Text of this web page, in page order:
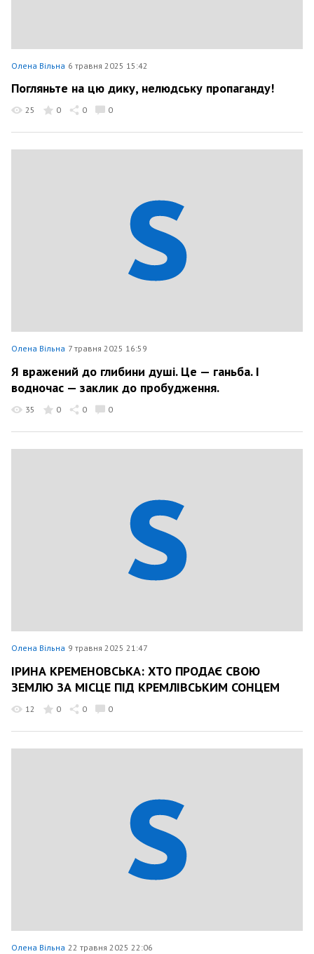
Олена Вільна 6 травня 2025 15:42
Погляньте на цю дику, нелюдську пропаганду!
25 0 0 0
Олена Вільна 7 травня 2025 16:59
Я вражений до глибини душі. Це — ганьба. І
водночас — заклик до пробудження.
35 0 0 0
Олена Вільна 9 травня 2025 21:47
ІРИНА КРЕМЕНОВСЬКА: ХТО ПРОДАЄ СВОЮ
ЗЕМЛЮ ЗА МІСЦЕ ПІД КРЕМЛІВСЬКИМ СОНЦЕМ
12 0 0 0
Олена Вільна 22 травня 2025 22:06